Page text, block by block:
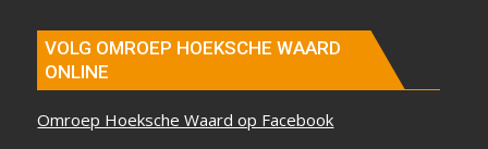
VOLG OMROEP HOEKSCHE WAARD
ONLINE
Omroep Hoeksche Waard op Facebook